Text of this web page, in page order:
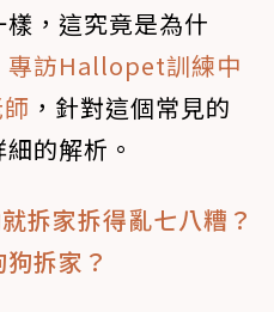
，這究竟是為什
專訪Hallopet訓練中
，針對這個常見的
的解析。
拆家拆得亂七八糟？
拆家？